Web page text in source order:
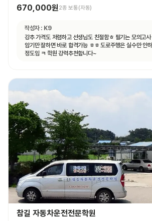
670,000원 2종 보통(자동)
작성자 : K9
강추 가격도 저렴하고 선생님도 친절함ㅎ 필기는 모의고
암기만 잘하면 바로 합격가능 ㅎㅎ 도로주행은 실수만 안
정도임 ㅋ 학원 강력추천합니다~
참길 자동차운전전문학원